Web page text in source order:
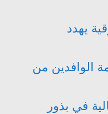
يهدد
الوافدين من
في بذور